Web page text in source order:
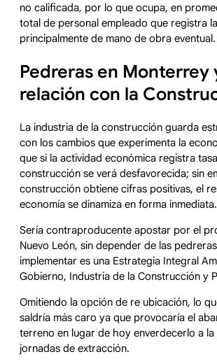
no calificada, por lo que ocupa, en
total de personal empleado que registra
principalmente de mano de obra eventual.
Pedreras en Monterrey
relación con la
La industria de la construcción guarda
con los cambios que experimenta la
que si la actividad económica registra
construcción se verá desfavorecida; sin
construcción obtiene cifras positivas, el
economía se dinamiza en forma inmediata.
Sería contraproducente apostar por el
Nuevo León, sin depender de las
implementar es una Estrategia Integral
Gobierno, Industria de la Construcción y
Omitiendo la opción de re ubicación, lo
saldría más caro ya que provocaría el
terreno en lugar de hoy enverdecerlo a la
jornadas de extracción.